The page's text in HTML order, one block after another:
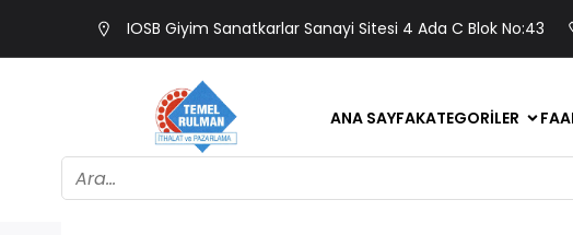
IOSB Giyim Sanatkarlar Sanayi Sitesi 4 Ada C Blok No:43
ANA SAYFAKATEGORILER